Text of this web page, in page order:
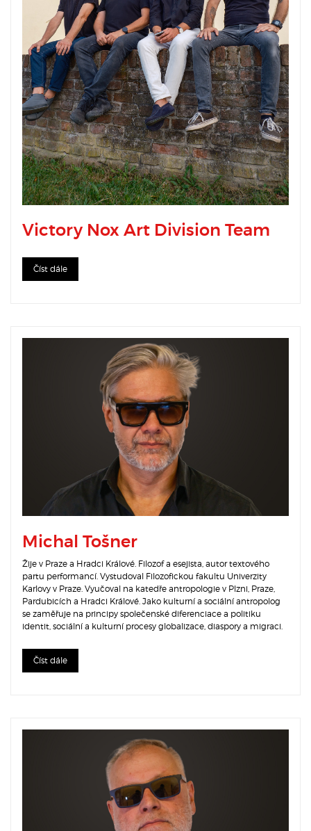
Victory Nox Art Division Team
Číst dále
Michal Tošner
Žije v Praze a Hradci Králové. Filozof a esejista, autor textového
partu performancí. Vystudoval Filozofickou fakultu Univerzity
Karlovy v Praze. Vyučoval na katedře antropologie v Plzni, Praze,
Pardubicích a Hradci Králové. Jako kulturní a sociální antropolog
se zaměřuje na principy společenské diferenciace a politiku
identit, sociální a kulturní procesy globalizace, diaspory a migraci.
Číst dále